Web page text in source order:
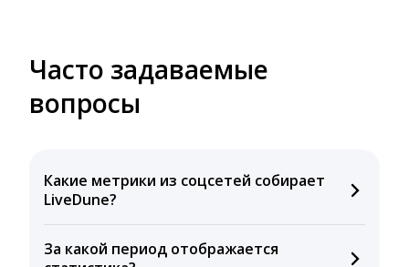
Часто задаваемые
вопросы
Какие метрики из соцсетей собирает
LiveDune?
комментариев, кликов, репостов, охватов и
За какой период отображается